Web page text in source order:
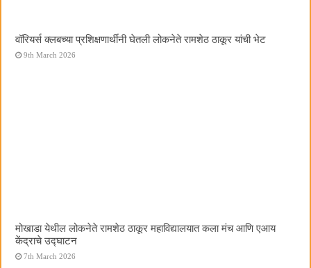
वॉरियर्स क्लबच्या प्रशिक्षणार्थींनी घेतली लोकनेते रामशेठ ठाकूर यांची भेट
9th March 2026
मोखाडा येथील लोकनेते रामशेठ ठाकूर महाविद्यालयात कला मंच आणि एआय
केंद्राचे उद्घाटन
7th March 2026